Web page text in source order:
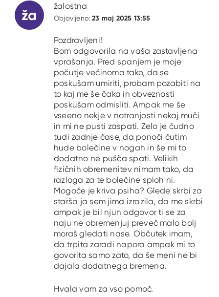
ža
žalostna
Objavljeno:23 maj 2025 13:55
Pozdravljeni!
Bom odgovorila na vaša zastavljena
vprašanja. Pred spanjem je moje
počutje večinoma tako, da se
poskušam umiriti, probam pozabiti na
to kaj me še čaka in obveznosti
poskušam odmisliti. Ampak me še
vseeno nekje v notranjosti nekaj muči
in mi ne pusti zaspati. Zelo je čudno
tudi zadnje čase, da ponoči čutim
hude bolečine v nogah in še mi to
dodatno ne pušča spati. Velikih
fizičnih obremenitev nimam tako, da
razloga za te bolečine sploh ni.
Mogoče je kriva psiha? Glede skrbi za
starša ja sem jima izrazila, da me skrbi
ampak je bil njun odgovor ti se za
naju ne obremenjuj preveč malo bolj
moraš gledati nase. Občutek imam,
da trpita zaradi napora ampak mi to
govorita samo zato, da še meni ne bi
dajala dodatnega bremena.
Hvala vam za vso pomoč.